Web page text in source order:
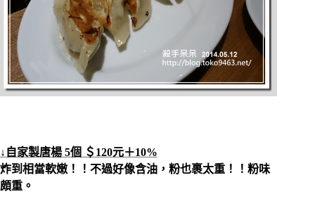
↓自家製唐楊 5個 ＄120元＋10%
炸到相當軟嫩！！不過好像含油，粉也裹太重！！粉味
頗重。